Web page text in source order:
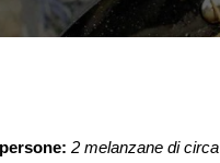
2 melanzane di